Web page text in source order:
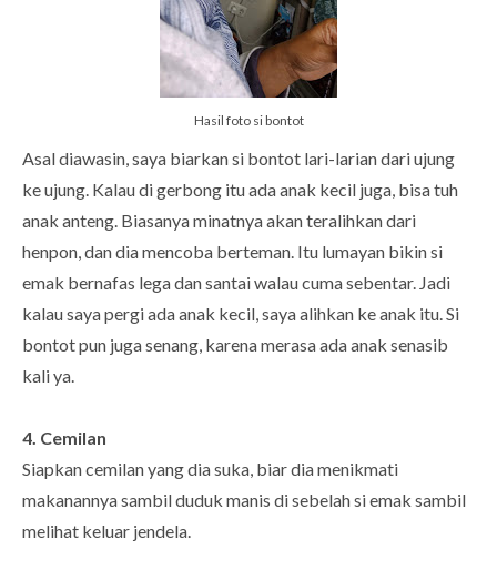
Hasil foto si bontot
Asal diawasin, saya biarkan si bontot lari-larian dari ujung
ke ujung. Kalau di gerbong itu ada anak kecil juga, bisa tuh
anak anteng. Biasanya minatnya akan teralihkan dari
henpon, dan dia mencoba berteman. Itu lumayan bikin si
emak bernafas lega dan santai walau cuma sebentar. Jadi
kalau saya pergi ada anak kecil, saya alihkan ke anak itu. Si
bontot pun juga senang, karena merasa ada anak senasib
kali ya.
4. Cemilan
Siapkan cemilan yang dia suka, biar dia menikmati
makanannya sambil duduk manis di sebelah si emak sambil
melihat keluar jendela.